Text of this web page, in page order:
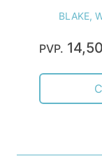
BLAKE,
PVP.